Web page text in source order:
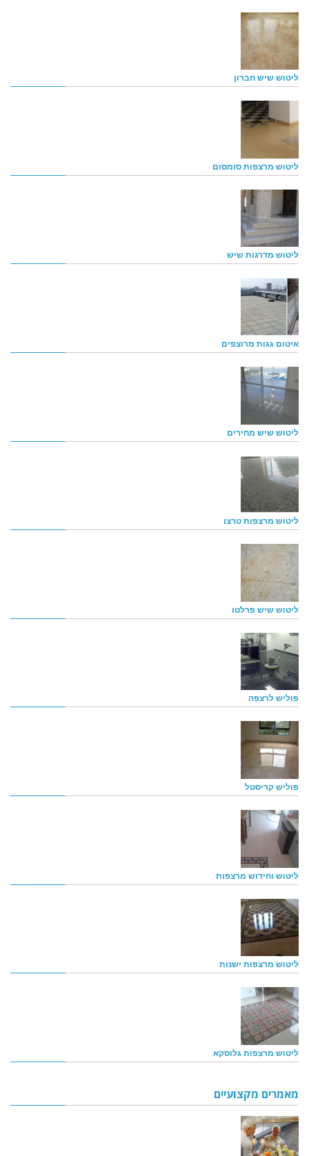
ליטוש שיש חברון
ליטוש מרצפות סומסום
ליטוש מדרגות שיש
איטום גגות מרוצפים
ליטוש שיש מחירים
ליטוש מרצפות טרצו
ליטוש שיש פרלטו
פוליש לרצפה
פוליש קריסטל
ליטוש וחידוש מרצפות
ליטוש מרצפות ישנות
ליטוש מרצפות גלוסקא
מאמרים מקצועיים